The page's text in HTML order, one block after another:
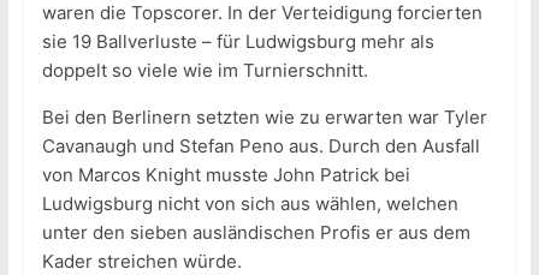
waren die Topscorer. In der Verteidigung forcierten
sie 19 Ballverluste – für Ludwigsburg mehr als
doppelt so viele wie im Turnierschnitt.
Bei den Berlinern setzten wie zu erwarten war Tyler
Cavanaugh und Stefan Peno aus. Durch den Ausfall
von Marcos Knight musste John Patrick bei
Ludwigsburg nicht von sich aus wählen, welchen
unter den sieben ausländischen Profis er aus dem
Kader streichen würde.